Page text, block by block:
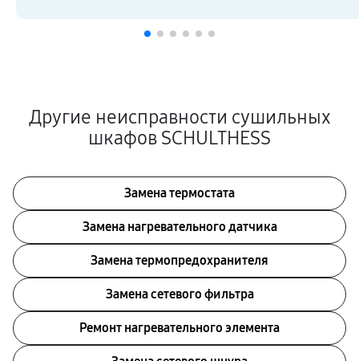
Другие неисправности сушильных
шкафов SCHULTHESS
Замена термостата
Замена нагревательного датчика
Замена термопредохранителя
Замена сетевого фильтра
Ремонт нагревательного элемента